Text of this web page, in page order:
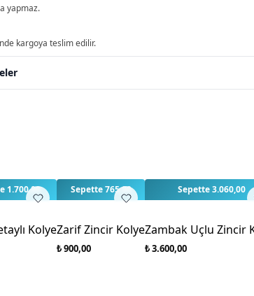
yapmaz.
kargoya teslim edilir.
değerlendirme yapılmamış. İlk yorumu siz
1.700,00
Kolye
Sepette 765,00
Zarif Zincir Kolye
₺ 900,00
Sepette 3.060,00
Zambak Uçlu Zincir
₺ 3.600,00